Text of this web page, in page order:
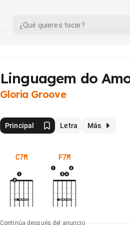
Linguagem do
Gloria Groove
Principal Letra Más
C7M F7M
Continúa después del anuncio